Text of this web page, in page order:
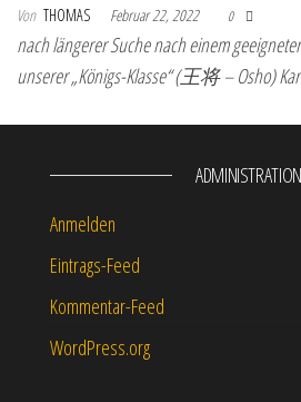
Von THOMAS Februar 22, 2022 0
nach längerer Suche nach einem
unserer „Königs-Klasse“ (王将 – Osho)
ADMINISTRATION
Anmelden
Eintrags-Feed
Kommentar-Feed
WordPress.org